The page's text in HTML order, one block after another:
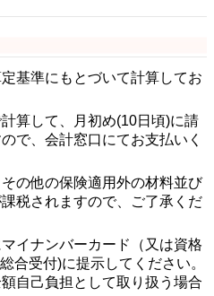
基準にもとづいて計算してお
算して、月初め(10日頃)に請
で、会計窓口にてお支払いく
の他の保険適用外の材料並び
税されますので、ご了承くだ
イナンバーカード（又は資格
合受付)に提示してください。
自己負担として取り扱う場合